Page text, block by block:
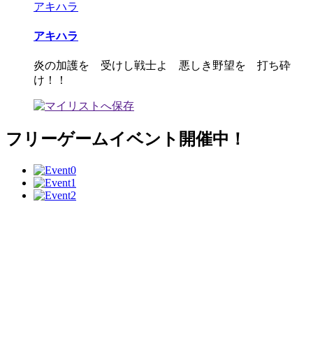
アキハラ
アキハラ
炎の加護を 受けし戦士よ 悪しき野望を 打ち砕
け！！
フリーゲームイベント開催中！